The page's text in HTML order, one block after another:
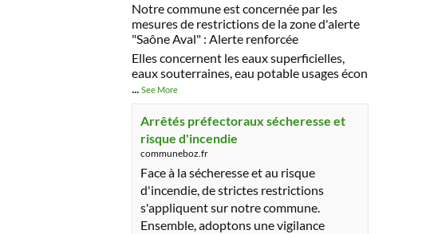
Notre commune est concernée par les
mesures de restrictions de la zone d'alerte
"Saône Aval" : Alerte renforcée
Elles concernent les eaux superficielles,
eaux souterraines, eau potable usages écon
... See More
Arrêtés préfectoraux sécheresse et
risque d'incendie
communeboz.fr
Face à la sécheresse et au risque
d'incendie, de strictes restrictions
s'appliquent sur notre commune.
Ensemble, adoptons une vigilance